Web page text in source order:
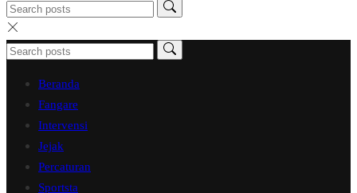
Beranda
Fangare
Intervensi
Jejak
Percaturan
Sportsta